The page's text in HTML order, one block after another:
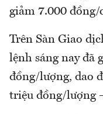
giảm 7.000 đồng/
Trên Sàn Giao
lệnh sáng nay đã
đồng/lượng, dao
triệu đồng/lượng